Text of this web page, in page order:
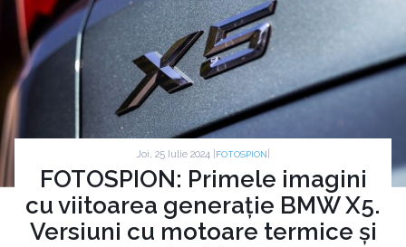
Joi, 25 Iulie 2024 | FOTOSPION
FOTOSPION: Primele imagini
cu viitoarea generație BMW X5.
Versiuni cu motoare termice și